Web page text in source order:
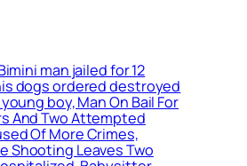
man jailed for 12
dogs ordered destroyed
boy, Man On Bail For
And Two Attempted
Of More Crimes,
Shooting Leaves Two